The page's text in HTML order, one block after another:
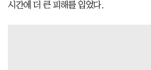
시간에 더 큰 피해를 입었다.